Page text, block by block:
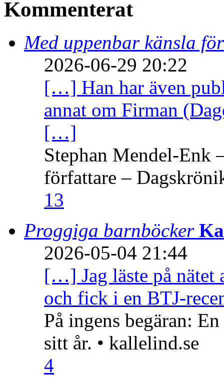
Kommenterat
Med uppenbar känsla
2026-06-29 20:22
[…] Han har även
annat om Firman
[…]
Stephan Mendel-Enk
författare –
13
Proggiga barnböcker
2026-05-04 21:44
[…] Jag läste på nätet
och fick i en BTJ-
På ingens begäran:
sitt år. • kallelind.se
4